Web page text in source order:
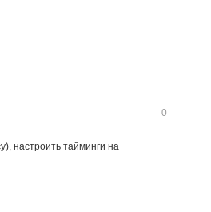
0
настроить тайминги на